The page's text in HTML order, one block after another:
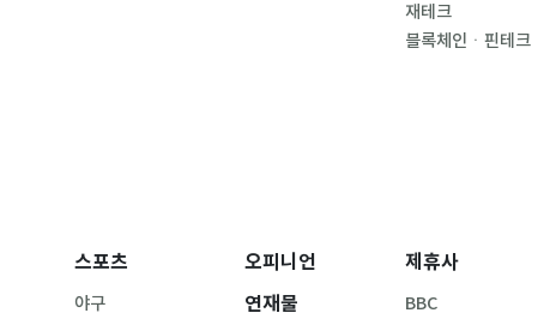
재테크
블록체인ㆍ핀테크
스포츠
야구
오피니언
연재물
제휴사
BBC